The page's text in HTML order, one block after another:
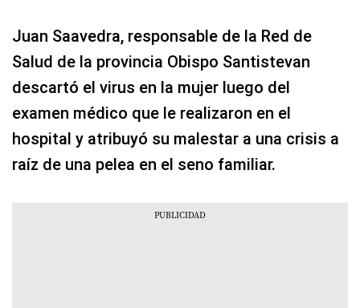
Juan Saavedra, responsable de la Red de
Salud de la provincia Obispo Santistevan
descartó el virus en la mujer luego del
examen médico que le realizaron en el
hospital y atribuyó su malestar a una crisis a
raíz de una pelea en el seno familiar.